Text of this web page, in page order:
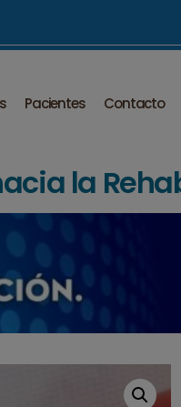
Pacientes Contacto
la